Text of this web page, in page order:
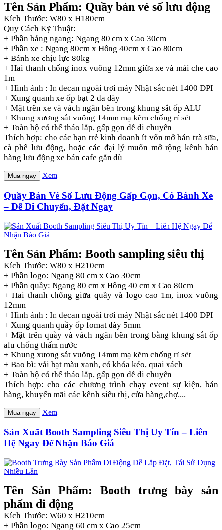
Tên Sản Phẩm: Quầy bán vé số lưu động
Kích Thước: W80 x H180cm
Quy Cách Kỹ Thuật:
+ Phần bảng ngang: Ngang 80 cm x Cao 30cm
+ Phần xe : Ngang 80cm x Hông 40cm x Cao 80cm
+ Bánh xe chịu lực 80kg
+ Hai thanh chống inox vuông 12mm giữa xe và mái che cao
1m
+ Hình ảnh : In decan ngoài trời máy Nhật sắc nét 1400 DPI
+ Xung quanh xe ốp bạt 2 da dày
+ Mặt trên xe và vách ngăn bên trong khung sắt ốp ALU
+ Khung xương sắt vuông 14mm mạ kẽm chống rỉ sét
+ Toàn bộ có thể tháo lắp, gấp gọn dễ di chuyển
Thích hợp: cho các bạn trẻ kinh doanh ít vốn mở bán trà sữa,
cà phê lưu động, hoặc các đại lý muốn mở rộng kênh bán
hàng lưu động xe bán cafe gắn dù
Mua ngay Xem
Quầy Bán Vé Số Lưu Động Gấp Gọn, Có Bánh Xe
– Dễ Di Chuyển, Đặt Ngay
Tên Sản Phẩm: Booth sampling siêu thị
Kích Thước: W80 x H210cm
+ Phần logo: Ngang 80 cm x Cao 30cm
+ Phần quầy: Ngang 80 cm x Hông 40 cm x Cao 80cm
+ Hai thanh chống giữa quầy và logo cao 1m, inox vuông
12mm
+ Hình ảnh : In decan ngoài trời máy Nhật sắc nét 1400 DPI
+ Xung quanh quầy ốp fomat dày 5mm
+ Mặt trên quầy và vách ngăn bên trong bằng khung sắt ốp
alu chống thấm nước
+ Khung xương sắt vuông 14mm mạ kẽm chống rỉ sét
+ Bao bì: vải bạt màu xanh, có khóa kéo, quai xách
+ Toàn bộ có thể tháo lắp, gấp gọn dễ di chuyển
Thích hợp: cho các chương trình chạy event sự kiện, bán
hàng, khuyến mãi các kênh siêu thị, cửa hàng,chợ....
Mua ngay Xem
Sản Xuất Booth Sampling Siêu Thị Uy Tín – Liên
Hệ Ngay Để Nhận Báo Giá
Tên Sản Phẩm: Booth trưng bày sản
phẩm di động
Kích Thước: W60 x H210cm
+ Phần logo: Ngang 60 cm x Cao 25cm